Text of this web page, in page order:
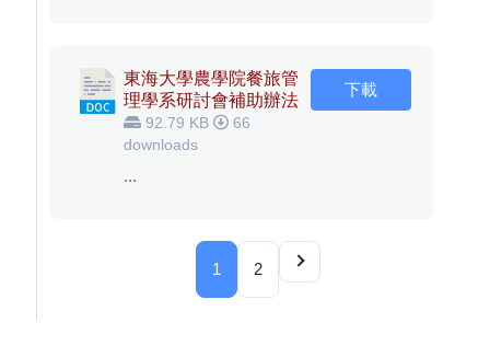
東海大學農學院餐旅管
理學系研討會補助辦法
92.79 KB
66
downloads
...
下載
1 2